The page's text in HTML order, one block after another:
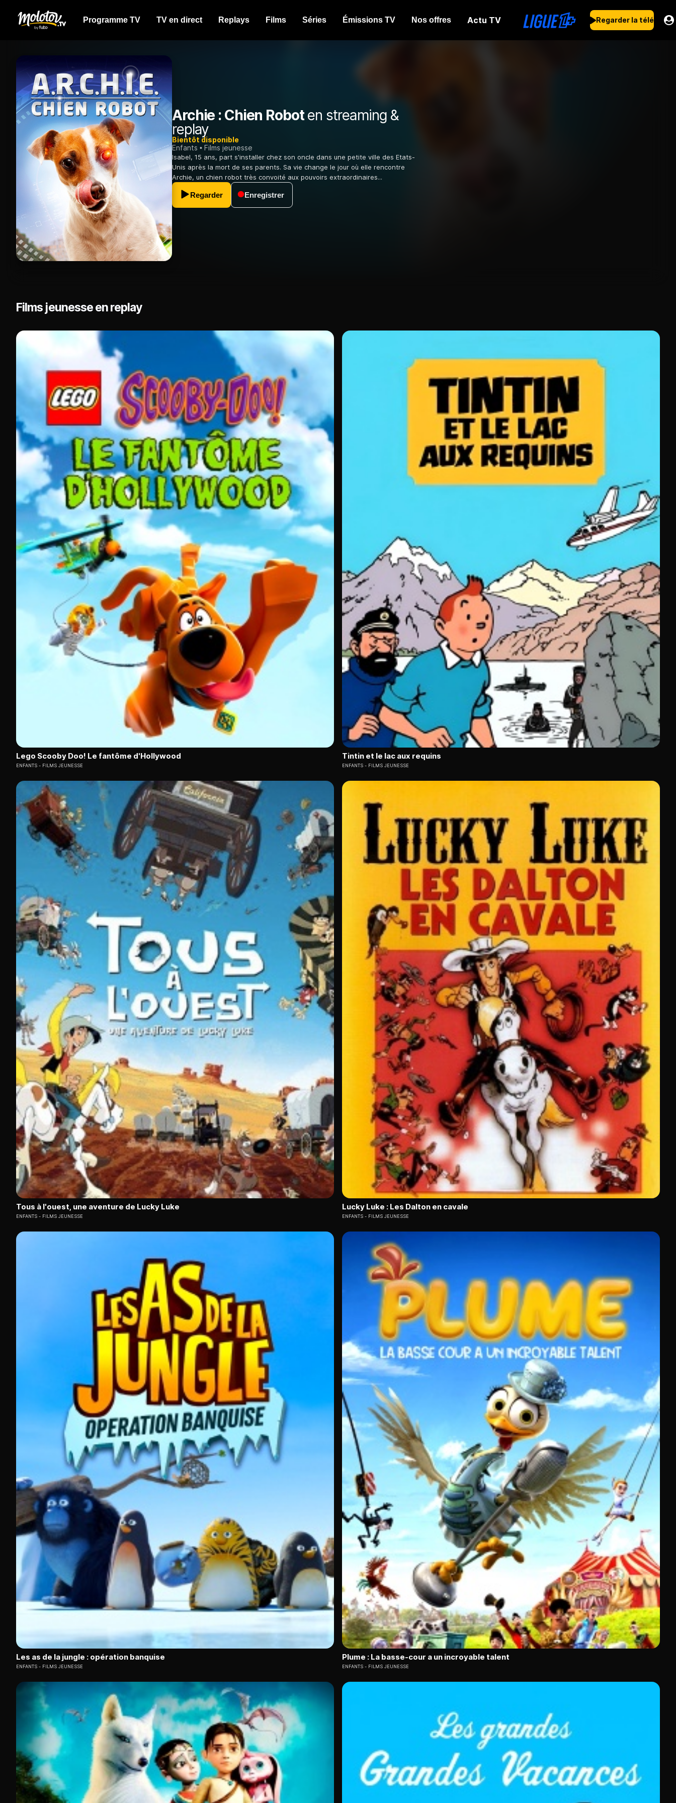
Programme TV TV en direct Replays Films Séries Émissions TV Nos offres Actu TV Regarder la télé
Archie : Chien Roboten streaming &
replay
Bientôt disponible
Enfants
Films jeunesse
Isabel, 15 ans, part s'installer chez son oncle dans une petite ville des Etats-
Unis après la mort de ses parents. Sa vie change le jour où elle rencontre
Archie, un chien robot très convoité aux pouvoirs extraordinaires...
Regarder Enregistrer
Films jeunesse en replay
Lego Scooby Doo! Le fantôme d'Hollywood
ENFANTS FILMS JEUNESSE
Tintin et le lac aux requins
ENFANTS FILMS JEUNESSE
Tous à l'ouest, une aventure de Lucky Luke
ENFANTS FILMS JEUNESSE
Lucky Luke : Les Dalton en cavale
ENFANTS FILMS JEUNESSE
Les as de la jungle : opération banquise
ENFANTS FILMS JEUNESSE
Plume : La basse-cour a un incroyable talent
ENFANTS FILMS JEUNESSE